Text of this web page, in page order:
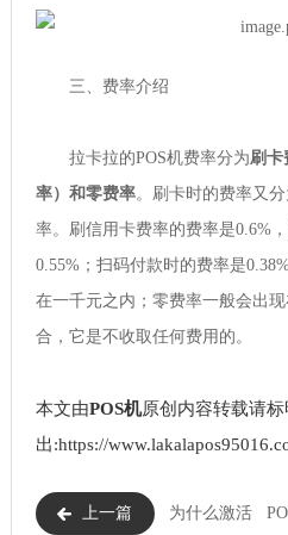
三、费率介绍
拉卡拉的POS机费率分为刷卡
率）和零费率。刷卡时的费率又
率。刷信用卡费率的费率是0.6%
0.55%；扫码付款时的费率是
在一千元之内；零费率一般会出
合，它是不收取任何费用的。
本文由POS机原创内容转载请标
出:https://
上一篇 为什么激活